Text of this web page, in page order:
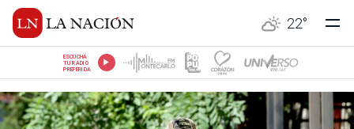
22°
ESCUCHÁ
TU RADIO
PREFERIDA